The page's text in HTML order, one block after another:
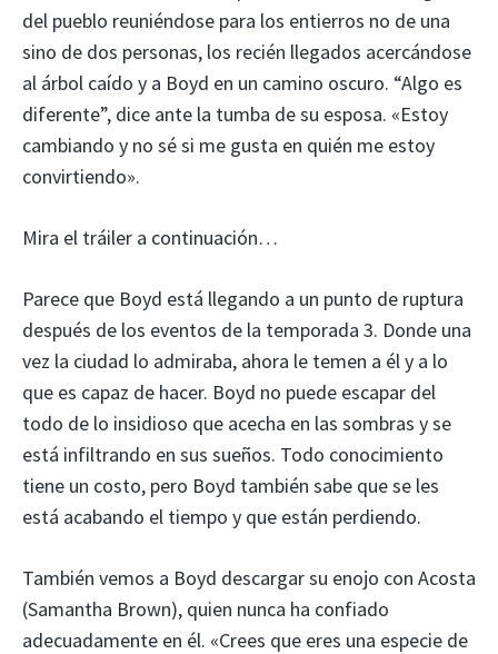
del pueblo reuniéndose para los entierros no de una
sino de dos personas, los recién llegados acercándose
al árbol caído y a Boyd en un camino oscuro. “Algo es
diferente”, dice ante la tumba de su esposa. «Estoy
cambiando y no sé si me gusta en quién me estoy
convirtiendo».
Mira el tráiler a continuación…
Parece que Boyd está llegando a un punto de ruptura
después de los eventos de la temporada 3. Donde una
vez la ciudad lo admiraba, ahora le temen a él y a lo
que es capaz de hacer. Boyd no puede escapar del
todo de lo insidioso que acecha en las sombras y se
está infiltrando en sus sueños. Todo conocimiento
tiene un costo, pero Boyd también sabe que se les
está acabando el tiempo y que están perdiendo.
También vemos a Boyd descargar su enojo con Acosta
(Samantha Brown), quien nunca ha confiado
adecuadamente en él. «Crees que eres una especie de